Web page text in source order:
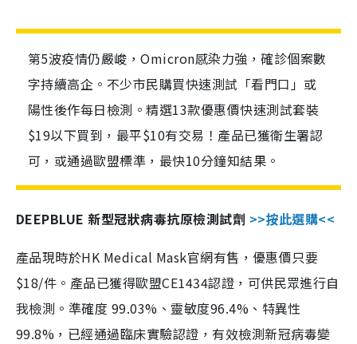
第5波疫情仍嚴峻，Omicron感染力強，確診個案數
字持續高企。不少市民購買快速測試「看門口」或
陽性後作每日檢測。精選13款優惠價快速測試套裝
$19以下買到，最平$10有交易！產品已獲衛生署認
可，或通過歐盟標準，最快10分鐘知結果。
DEEPBLUE 新型冠狀病毒抗原檢測試劑 >>按此選購<<
產品現時於HK Medical Mask官網有售，優惠價只要
$18/件。產品已獲得歐盟CE1434認證，可供民眾進行自
我檢測。準確度 99.03%、靈敏度96.4%、特異性
99.8%，已經通過臨床實驗認證，有效檢測新冠病毒變